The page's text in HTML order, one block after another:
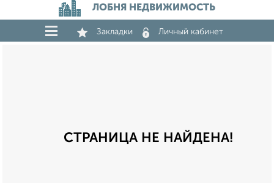
ЛОБНЯ НЕДВИЖИМОСТЬ
Закладки Личный кабинет
СТРАНИЦА НЕ НАЙДЕНА!